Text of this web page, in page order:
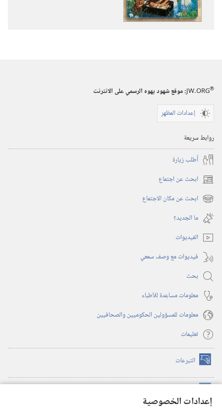
إعدادات الخصوصية
JW.ORG®
:‏ موقع شهود يهوه الرسمي على الانترنت
إعدادات المظهر
روابط سريعة
أُطلب زيارة
ابحث عن اجتماع (يفتح
نافذة ابحث عن مكان الاجتماع (يفتح
نافذة
جديدة)
ما الجديد؟‏
الفيديوات
فيديوات مع وصف سمعي
بحث
معلومات مساعِدة للأطباء
معلومات للمسؤولين الحكوميين والصحافيين
تعليمات
التبرعات (يفتح
نافذة
(يفتح
نافذة